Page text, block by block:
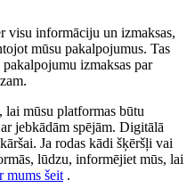
visu informāciju un izmaksas,
mūsu pakalpojumus. Tas
izmaksas par
lai mūsu platformas būtu
jebkādām spējām. Digitālā
Ja rodas kādi šķēršļi vai
lūdzu, informējiet mūs, lai
mums šeit .